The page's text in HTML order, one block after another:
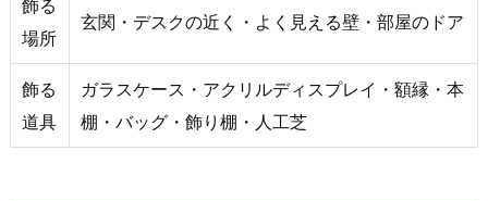
飾る
場所
玄関・デスクの近く・よく見える壁・部屋のドア
飾る
道具
ガラスケース・アクリルディスプレイ・額縁・本
棚・バッグ・飾り棚・人工芝